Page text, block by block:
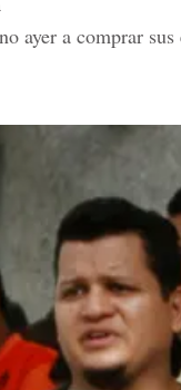
ayer a comprar